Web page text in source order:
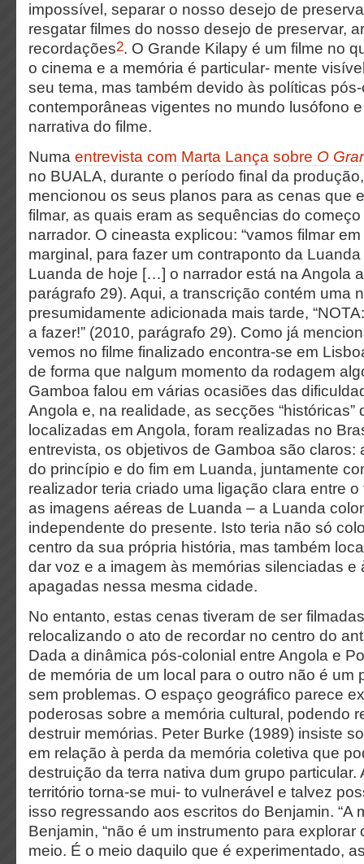
impossível, separar o nosso desejo de
resgatar filmes do nosso desejo de preservar,
recordações2. O Grande Kilapy é um filme no
o cinema e a memória é particular- mente
seu tema, mas também devido às políticas
contemporâneas vigentes no mundo lusófono
narrativa do filme.
Numa entrevista com Marta Lança sobre O
no BUALA, durante o período final da
mencionou os seus planos para as cenas que
filmar, as quais eram as sequências do
narrador. O cineasta explicou: “vamos filmar
marginal, para fazer um contraponto da
Luanda de hoje […] o narrador está na Angola
parágrafo 29). Aqui, a transcrição contém uma
presumidamente adicionada mais tarde,
a fazer!” (2010, parágrafo 29). Como já
vemos no filme finalizado encontra-se em
de forma que nalgum momento da rodagem
Gamboa falou em várias ocasiões das
Angola e, na realidade, as secções “históricas”
localizadas em Angola, foram realizadas no
entrevista, os objetivos de Gamboa são claros:
do princípio e do fim em Luanda, juntamente
realizador teria criado uma ligação clara entre
as imagens aéreas de Luanda – a Luanda
independente do presente. Isto teria não só
centro da sua própria história, mas também
dar voz e a imagem às memórias silenciadas e
apagadas nessa mesma cidade.
No entanto, estas cenas tiveram de ser
relocalizando o ato de recordar no centro do
Dada a dinâmica pós-colonial entre Angola e
de memória de um local para o outro não é um
sem problemas. O espaço geográfico parece
poderosas sobre a memória cultural, podendo
destruir memórias. Peter Burke (1989) insiste
em relação à perda da memória coletiva que
destruição da terra nativa dum grupo particular.
território torna-se mui- to vulnerável e talvez
isso regressando aos escritos do Benjamin. “A
Benjamin, “não é um instrumento para
meio. É o meio daquilo que é experimentado,